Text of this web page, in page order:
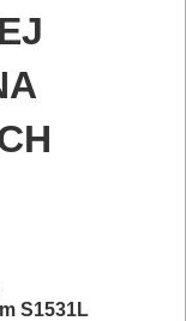
S1531L